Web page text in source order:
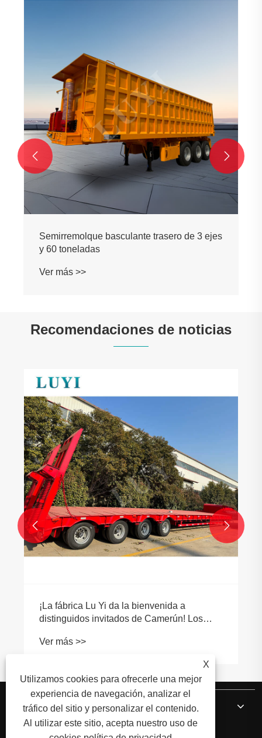
Semirremolque basculante trasero de 3 ejes
y 60 toneladas
Ver más >>
 
Recomendaciones de noticias
¡La fábrica Lu Yi da la bienvenida a
distinguidos invitados de Camerún! Los
cuatro ejes garantizan pedidos en el
Ver más >>
 
Sobre nosotros
X
Utilizamos cookies para ofrecerle una mejor
experiencia de navegación, analizar el
tráfico del sitio y personalizar el contenido.
Al utilizar este sitio, acepta nuestro uso de